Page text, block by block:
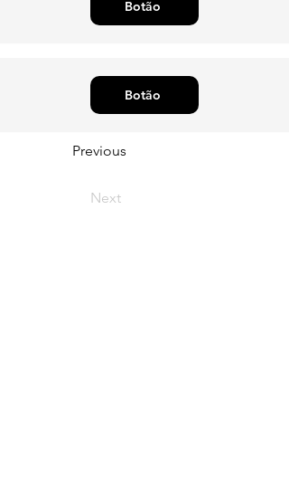
Botão
Botão
Previous
Next